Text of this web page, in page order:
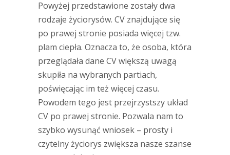
Powyżej przedstawione zostały dwa
rodzaje życiorysów. CV znajdujące się
po prawej stronie posiada więcej tzw.
plam ciepła. Oznacza to, że osoba, która
przeglądała dane CV większą uwagą
skupiła na wybranych partiach,
poświęcając im też więcej czasu.
Powodem tego jest przejrzystszy układ
CV po prawej stronie. Pozwala nam to
szybko wysunąć wniosek – prosty i
czytelny życiorys zwiększa nasze szanse